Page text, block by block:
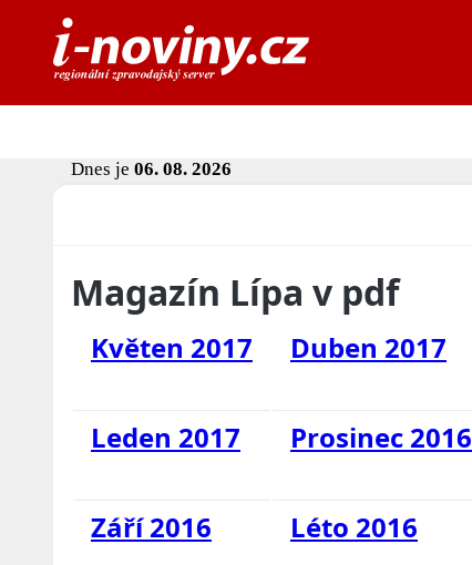
Dnes je 06. 08. 2026
Magazín Lípa v pdf
Květen 2017 Duben 2017
Leden 2017 Prosinec 2016
Září 2016 Léto 2016